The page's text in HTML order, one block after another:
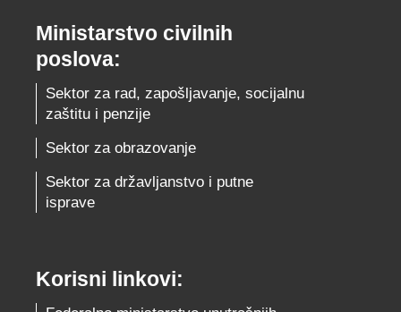
Ministarstvo civilnih
poslova:
Sektor za rad, zapošljavanje, socijalnu
zaštitu i penzije
Sektor za obrazovanje
Sektor za državljanstvo i putne
isprave
Korisni linkovi: